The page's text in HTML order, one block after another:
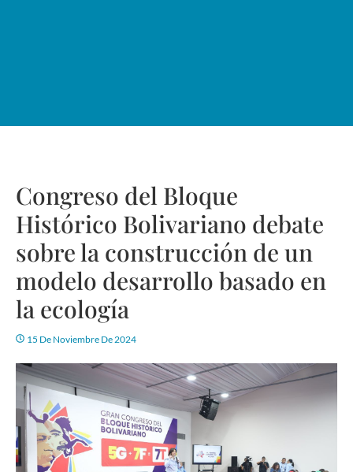
Congreso del Bloque
Histórico Bolivariano debate
sobre la construcción de un
modelo desarrollo basado en
la ecología
15 De Noviembre De 2024